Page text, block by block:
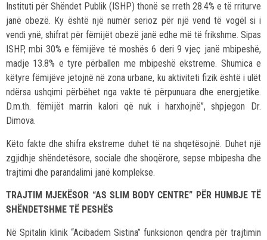
Instituti për Shëndet Publik (ISHP) thonë se rreth 28.4% e të rriturve
janë obezë. Ky është një numër serioz për një vend të vogël si i
vendi ynë, shifrat për fëmijët obezë janë edhe më të frikshme. Sipas
ISHP, mbi 30% e fëmijëve të moshës 6 deri 9 vjeç janë mbipeshë,
madje 13.8% e tyre përballen me mbipeshë ekstreme. Shumica e
këtyre fëmijëve jetojnë në zona urbane, ku aktiviteti fizik është i ulët
ndërsa ushqimi përbëhet nga vakte të përpunuara dhe energjetike.
D.m.th. fëmijët marrin kalori që nuk i harxhojnë”, shpjegon Dr.
Dimova.
Këto fakte dhe shifra ekstreme duhet të na shqetësojnë. Duhet një
zgjidhje shëndetësore, sociale dhe shoqërore, sepse mbipesha dhe
trajtimi dhe parandalimi janë komplekse.
TRAJTIM MJEKËSOR “AS SLIM BODY CENTRE” PËR HUMBJE TË
SHËNDETSHME TË PESHËS
Në Spitalin klinik “Acibadem Sistina” funksionon qendra për trajtimin